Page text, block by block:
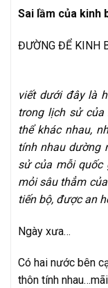
Sai lầm của kinh
ĐƯỜNG ĐỂ KINH
viết dưới đây là
trong lịch sử
thể khác nhau,
tính nhau dường
sử của mỗi quốc
mỏi sâu thẳm
tiến bộ, được an
Ngày xưa…
Có hai nước bên
thôn tính